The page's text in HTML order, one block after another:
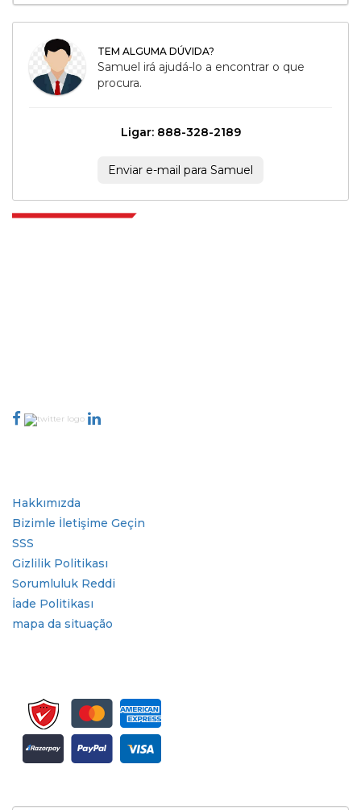
TEM ALGUMA DÚVIDA?
Samuel irá ajudá-lo a encontrar o que
procura.
Ligar: 888-328-2189
Enviar e-mail para Samuel
Hakkımızda
Bizimle İletişime Geçin
SSS
Gizlilik Politikası
Sorumluluk Reddi
İade Politikası
mapa da situação